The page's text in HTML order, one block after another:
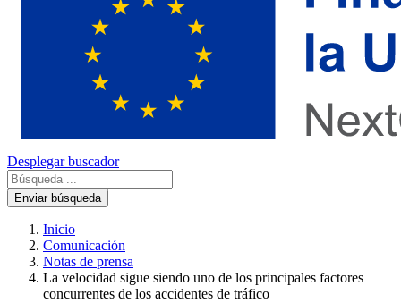
Desplegar buscador
Enviar búsqueda
Inicio
Comunicación
Notas de prensa
La velocidad sigue siendo uno de los principales factores
concurrentes de los accidentes de tráfico